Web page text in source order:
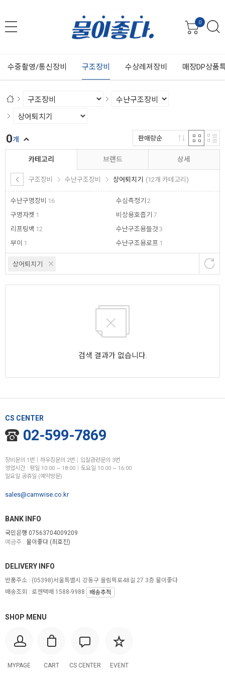
0
수중촬영/통신장비 구조장비 수상레져장비 매장DP상품
카테고리
구조장비 수난구조장비 상어퇴치기 (12개 카테고리)
수난구명장비 16
구명자켓 1
리프팅백 12
부이 1
수심측정기 2
비상용호흡기 7
수난구조용들것 3
수난구조용로프 1
브랜드 상세
상어퇴치기
0개 판매량순
검색 결과가 없습니다.
CS CENTER
02-599-7869
장비문의 1번│하우징문의 2번│입찰관련문의 3번
영업시간 : 평일 10:00 ~ 18:00│토요일 10:00 ~ 16:00
일요일 공휴일 (예약방문)
sales@camwise.co.kr
BANK INFO
국민은행 07563704009209
예금주 : 물이좋다 (최호진)
SHOP MENU
MYPAGE CART CS CENTER EVENT
DELIVERY INFO
반품주소 : (05398)서울특별시 강동구 올림픽로48길 27 3층 물이좋다
배송조회 : 로젠택배 1588-9988
배송추적